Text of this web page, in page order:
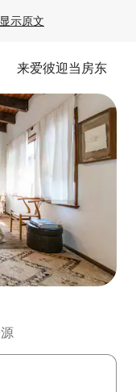
显示原文
来爱彼迎当房东
或通过点击或滑动手势